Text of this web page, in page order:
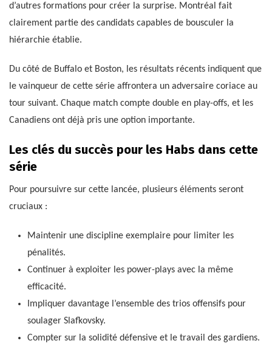
d’autres formations pour créer la surprise. Montréal fait
clairement partie des candidats capables de bousculer la
hiérarchie établie.
Du côté de Buffalo et Boston, les résultats récents indiquent que
le vainqueur de cette série affrontera un adversaire coriace au
tour suivant. Chaque match compte double en play-offs, et les
Canadiens ont déjà pris une option importante.
Les clés du succès pour les Habs dans cette
série
Pour poursuivre sur cette lancée, plusieurs éléments seront
cruciaux :
Maintenir une discipline exemplaire pour limiter les
pénalités.
Continuer à exploiter les power-plays avec la même
efficacité.
Impliquer davantage l’ensemble des trios offensifs pour
soulager Slafkovsky.
Compter sur la solidité défensive et le travail des gardiens.